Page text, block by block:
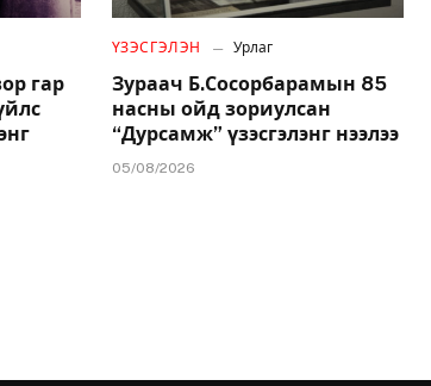
гар
ҮЗЭСГЭЛЭН Урлаг
Зураач Б.Сосорбарамын 85
насны ойд зориулсан
“Дурсамж” үзэсгэлэнг нээлээ
05/08/2026